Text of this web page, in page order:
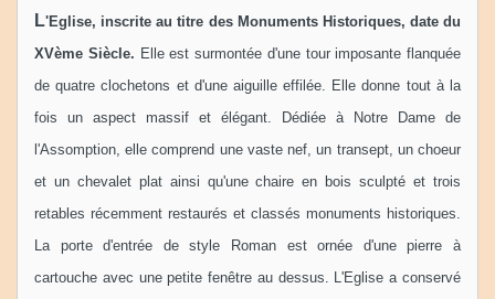
L'Eglise, inscrite au titre des Monuments Historiques, date du
XVème Siècle. Elle est surmontée d'une tour imposante flanquée
de quatre clochetons et d'une aiguille effilée. Elle donne tout à la
fois un aspect massif et élégant. Dédiée à Notre Dame de
l'Assomption, elle comprend une vaste nef, un transept, un choeur
et un chevalet plat ainsi qu'une chaire en bois sculpté et trois
retables récemment restaurés et classés monuments historiques.
La porte d'entrée de style Roman est ornée d'une pierre à
cartouche avec une petite fenêtre au dessus. L'Eglise a conservé